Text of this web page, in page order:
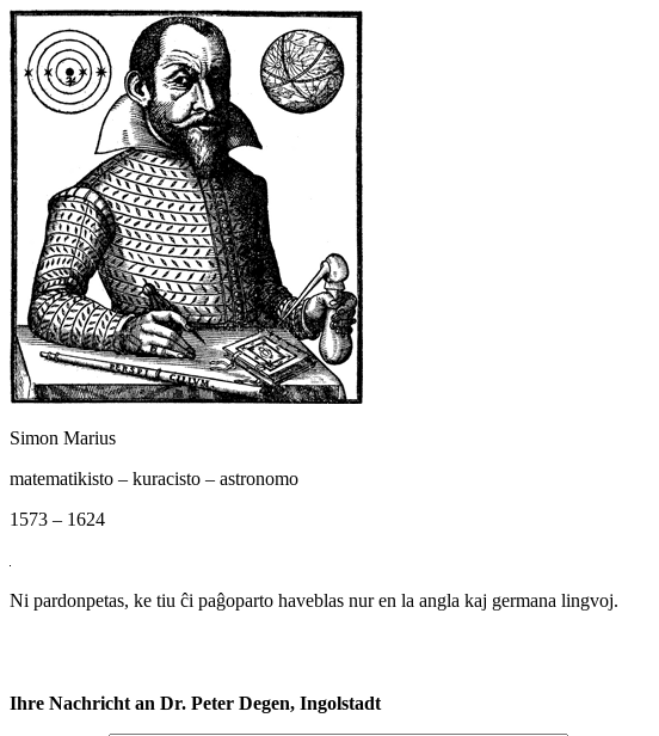
Simon Marius
matematikisto – kuracisto – astronomo
1573 – 1624
Ni pardonpetas, ke tiu ĉi paĝoparto haveblas nur en la angla kaj germana lingvoj.
Ihre Nachricht an Dr. Peter Degen, Ingolstadt